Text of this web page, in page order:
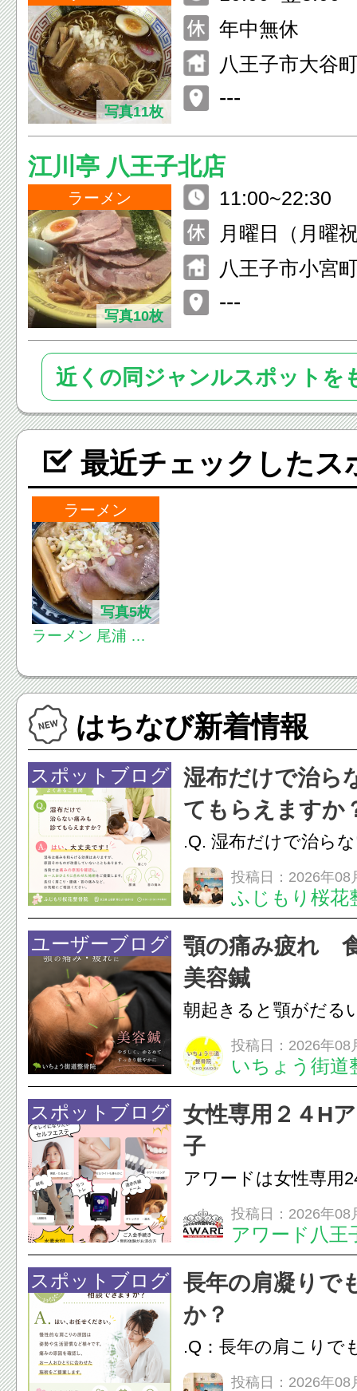
写真11枚
年中無休
八王子市大谷
---
江川亭 八王子北店
ラーメン
写真10枚
11:00~22:30
月曜日（月曜
火曜日）
八王子市小宮
---
近くの同ジャンルスポットを
最近チェックしたス
ラーメン
写真5枚
ラーメン 尾浦 八
はちなび新着情報
スポットブログ
湿布だけで治ら
てもらえますか
.Q. 湿布だけで治ら
らえますか？A. はい
湿布は痛みを和らげ
すが、原因そのもの
いこともあります。
原因を確認し、お一
投稿日：2026年08
ふじもり桜花
ユーザーブログ
顎の痛み疲れ
美容鍼
朝起きると顎がだる
ありませんか？無意
は、顎の痛みや疲れ
フェイスラインの張
のこわばり・頭痛や
ながることがありま
投稿日：2026年08
いちょう街道
スポットブログ
女性専用２４H
子
アワードは女性専用
フエステを 思いっ
開催中
投稿日：2026年08
アワード八王
24時間ジム&
脱毛
スポットブログ
長年の肩凝りで
か？
.Q：長年の肩こりで
か？A：はい、お任
投稿日：2026年08